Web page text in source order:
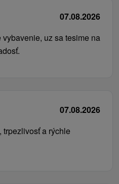
07.08.2026
uz sa tesime na
07.08.2026
trpezlivosť a rýchle